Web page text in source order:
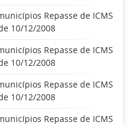
Repasse de ICMS
10/12/2008
Repasse de ICMS
10/12/2008
Repasse de ICMS
10/12/2008
Repasse de ICMS